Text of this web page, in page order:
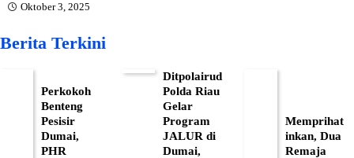
Oktober 3, 2025
Berita Terkini
Perkokoh
Benteng
Pesisir
Dumai,
PHR
Ditpolairud
Polda Riau
Gelar
Program
JALUR di
Dumai,
Memprihat
inkan, Dua
Remaja